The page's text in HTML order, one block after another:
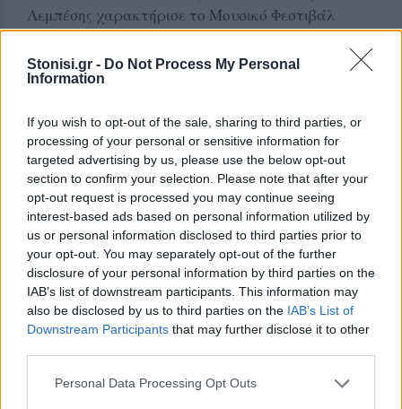
Stonisi.gr - Do Not Process My Personal
Information
If you wish to opt-out of the sale, sharing to third parties, or
processing of your personal or sensitive information for
targeted advertising by us, please use the below opt-out
section to confirm your selection. Please note that after your
opt-out request is processed you may continue seeing
interest-based ads based on personal information utilized by
us or personal information disclosed to third parties prior to
your opt-out. You may separately opt-out of the further
disclosure of your personal information by third parties on the
IAB’s list of downstream participants. This information may
also be disclosed by us to third parties on the IAB’s List of
Downstream Participants that may further disclose it to other
Personal Data Processing Opt Outs
Λεμπέσης χαρακτήρισε το Μουσικό Φεστιβάλ
εκπαιδευτικό, ψυχαγωγικό, παιδευτικό,
πειραματικό και πρωτότυπο, τονίζοντας ότι
στόχος του είναι να αποτελεί πηγή έμπνευσης τόσο
δημιουργούς που επισκέπτονται το νησί.
Παράλληλα υπογράμμισε ότι κάθε χρόνο
διευρύνεται η συμμετοχή τοπικών καλλιτεχνικών
συνόλων και ενισχύεται η σύνδεση της Λέσβου με
σημαντικές προσωπικότητες του ελληνικού και
διεθνούς πολιτισμού.
«Το φεστιβάλ έχει μεγαλώσει και έχει ωριμάσει»,
ανέφερε χαρακτηριστικά, εκφράζοντας την
πεποίθηση ότι και η φετινή διοργάνωση θα
γνωρίσει την ίδια θερμή αποδοχή από το κοινό
όπως και οι δύο προηγούμενες χρονιές.